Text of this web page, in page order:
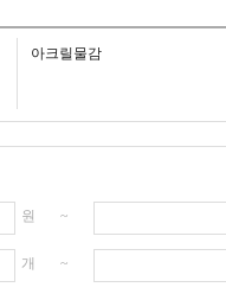
아크릴물감
원 ~
개 ~